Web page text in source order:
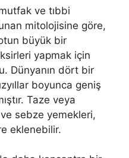
ve tıbbi
mitolojisine göre,
büyük bir
yapmak için
Dünyanın dört bir
boyunca geniş
Taze veya
sebze yemekleri,
eklenebilir.